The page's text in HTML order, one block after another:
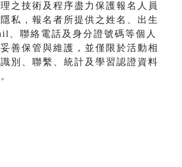
之技術及程序盡力保護報名人員
私，報名者所提供之姓名、出生
、聯絡電話及身分證號碼等個人
善保管與維護，並僅限於活動相
別、聯繫、統計及學習認證資料